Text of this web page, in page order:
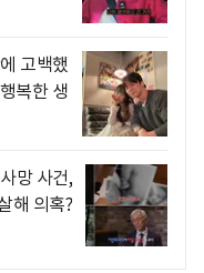
고백했
복한 생
망 사건,
해 의혹?